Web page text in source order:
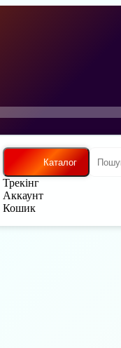
Каталог
Трекінг
Аккаунт
Кошик